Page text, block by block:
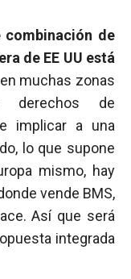
combinación de
de EE UU está
muchas zonas
de
implicar a una
lo que supone
mismo, hay
vende BMS,
Así que será
integrada